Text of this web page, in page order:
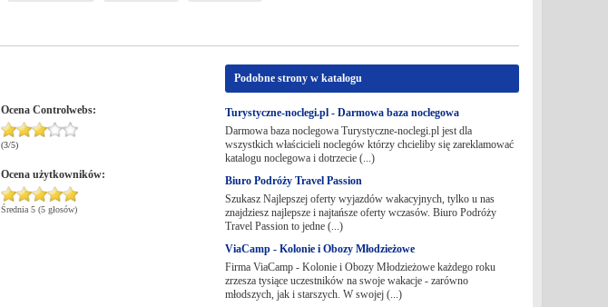
Ocena Controlwebs:
(3/5)
Ocena użytkowników:
Średnia 5 (5 głosów)
Podobne strony w katalogu
Turystyczne-noclegi.pl - Darmowa baza noclegowa
Darmowa baza noclegowa Turystyczne-noclegi.pl jest dla
wszystkich właścicieli noclegów którzy chcieliby się zareklamować
katalogu noclegowa i dotrzecie (...)
Biuro Podróży Travel Passion
Szukasz Najlepszej oferty wyjazdów wakacyjnych, tylko u nas
znajdziesz najlepsze i najtańsze oferty wczasów. Biuro Podróży
Travel Passion to jedne (...)
ViaCamp - Kolonie i Obozy Młodzieżowe
Firma ViaCamp - Kolonie i Obozy Młodzieżowe każdego roku
zrzesza tysiące uczestników na swoje wakacje - zarówno
młodszych, jak i starszych. W swojej (...)